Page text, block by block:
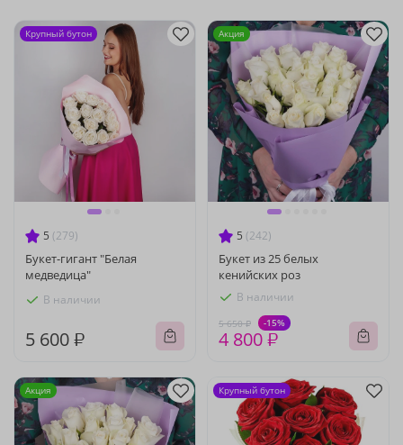
5 (279)
Букет-гигант "Белая
медведица"
В наличии
5 600 ₽
Крупный бутон
5 (242)
Букет из 25 белых
кенийских роз
В наличии
5 650 ₽ -15%
4 800 ₽
Акция
Акция Крупный бутон